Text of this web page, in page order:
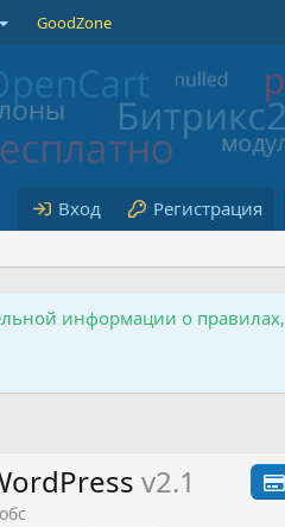
GoodZone
Вход Регистрация
информации о правилах,
v2.1